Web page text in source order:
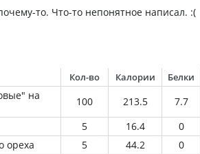
то. Что-то непонятное написал. :(
Кол-во Калории Белки
на
100 213.5 7.7
5 16.4 0
ореха
5 44.2 0